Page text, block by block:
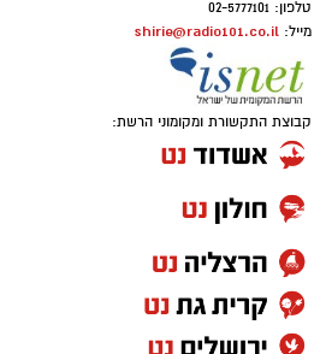
טלפון: 02-5777101
מייל: shirie@radio101.co.il
קבוצת התקשורת ומקומוני הרשת: